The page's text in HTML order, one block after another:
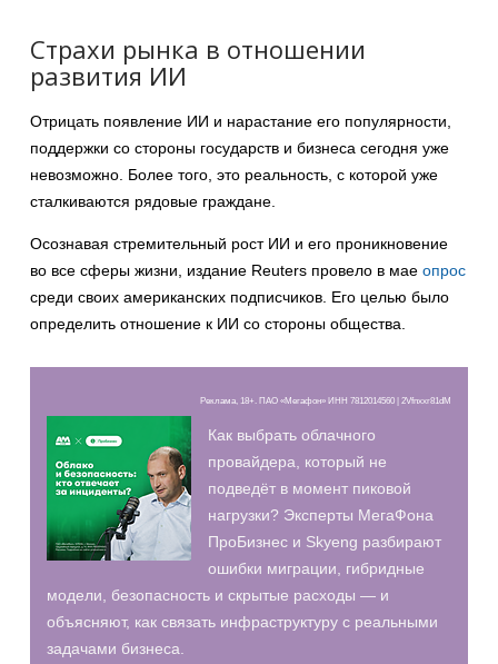
Страхи рынка в отношении
развития ИИ
Отрицать появление ИИ и нарастание его популярности,
поддержки со стороны государств и бизнеса сегодня уже
невозможно. Более того, это реальность, с которой уже
сталкиваются рядовые граждане.
Осознавая стремительный рост ИИ и его проникновение
во все сферы жизни, издание Reuters провело в мае опрос
среди своих американских подписчиков. Его целью было
определить отношение к ИИ со стороны общества.
Реклама, 18+. ПАО «Мегафон» ИНН 7812014560 | 2Vfnxxr81dM
Как выбрать облачного
провайдера, который не
подведёт в момент пиковой
нагрузки? Эксперты МегаФона
ПроБизнес и Skyeng разбирают
ошибки миграции, гибридные
модели, безопасность и скрытые расходы — и
объясняют, как связать инфраструктуру с реальными
задачами бизнеса.